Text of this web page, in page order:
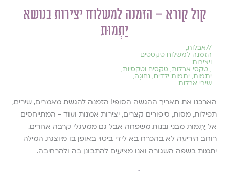
קול קורא – הזמנה למשלוח יצירות בנושא
יַתְמוּת
//אבלות,
הזמנה למשלוח טקסטים
ויצירות
, טקסי אבלות, טקסים וטקסיות,
יתמות, יתמות ילדים, נָחוּגָה,
שירי אבלות
הארכנו את תאריך ההגשה הסופי! הזמנה להגשת מאמרים, שירים,
תפילות, מסות, סיפורים קצרים, יצירות אמנות ועוד - המתייחסים
אל יַתְמוּת מבני ובנות משפחה אבל גם ממעגלי קרבה אחרים.
רוחב היריעה לא בהכרח בא לידי ביטוי באופן בו מיוצגת המילה
יתמות בשפה השגורה ואנו מציעים להתבונן בה ולהרחיבה.